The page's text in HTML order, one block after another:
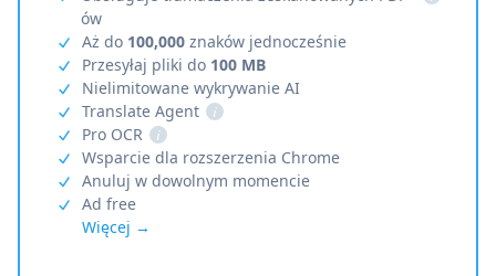
ów
Aż do 100,000 znaków jednocześnie
Przesyłaj pliki do 100 MB
Nielimitowane wykrywanie AI
Translate Agent
i
Pro OCR
i
Wsparcie dla rozszerzenia Chrome
Anuluj w dowolnym momencie
Ad free
Więcej →